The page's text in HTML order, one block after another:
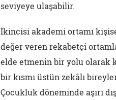
seviyeye ulaşabilir.
İkincisi akademi ortamı
değer veren rekabetçi
elde etmenin bir yolu olarak
bir kısmı üstün zekâlı
Çocukluk döneminde aşırı